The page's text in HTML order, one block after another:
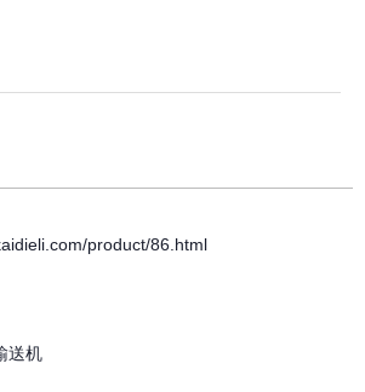
product/86.html
送机